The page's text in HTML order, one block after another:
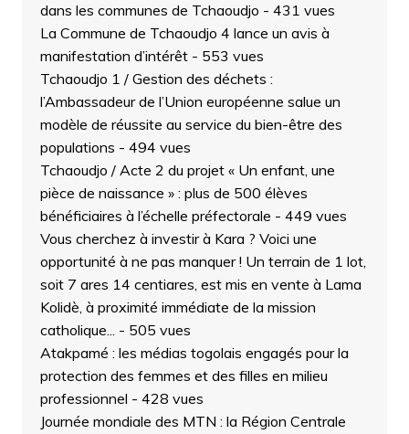
dans les communes de Tchaoudjo - 431 vues
La Commune de Tchaoudjo 4 lance un avis à
manifestation d’intérêt- 553 vues
Tchaoudjo 1 / Gestion des déchets :
l’Ambassadeur de l’Union européenne salue un
modèle de réussite au service du bien-être des
populations - 494 vues
Tchaoudjo / Acte 2 du projet « Un enfant, une
pièce de naissance » : plus de 500 élèves
bénéficiaires à l’échelle préfectorale - 449 vues
Vous cherchez à investir à Kara ? Voici une
opportunité à ne pas manquer ! Un terrain de 1 lot,
soit 7 ares 14 centiares, est mis en vente à Lama
Kolidè, à proximité immédiate de la mission
catholique... - 505 vues
Atakpamé : les médias togolais engagés pour la
protection des femmes et des filles en milieu
professionnel - 428 vues
Journée mondiale des MTN : la Région Centrale